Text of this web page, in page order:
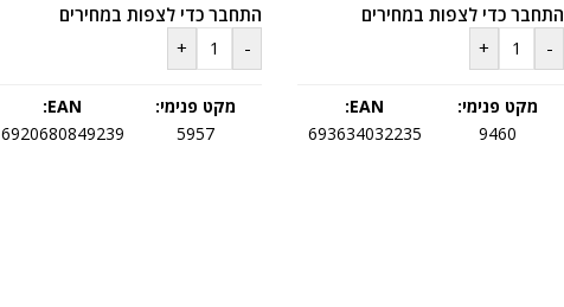
התחבר כדי לצפות במחירים
-
+
מקט פנימי:
9460
EAN:
693634032235
התחבר כדי לצפות במחירים
-
+
מקט פנימי:
5957
EAN:
6920680849239